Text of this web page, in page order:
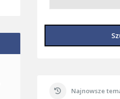
Najnowsze